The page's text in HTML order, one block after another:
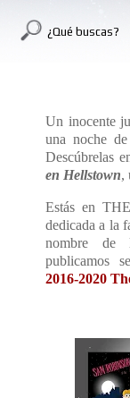
¿Qué buscas?
Un inocente
una noche
Descúbrelas
en Hellstown,
Estás en
dedicada a la
nombre de
publicamos
2016-2020